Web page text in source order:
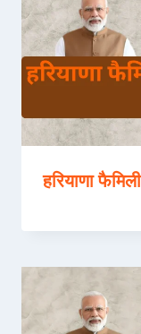
हरियाणा